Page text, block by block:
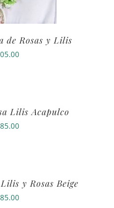
de Rosas y Lilis
Lilis Acapulco
y Rosas Beige